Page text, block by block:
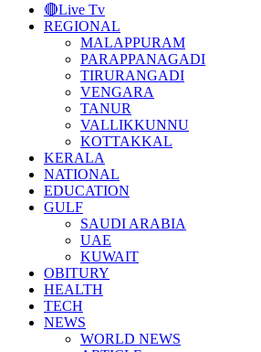
🔴Live Tv
REGIONAL
MALAPPURAM
PARAPPANAGADI
TIRURANGADI
VENGARA
TANUR
VALLIKKUNNU
KOTTAKKAL
KERALA
NATIONAL
EDUCATION
GULF
SAUDI ARABIA
UAE
KUWAIT
OBITURY
HEALTH
TECH
NEWS
WORLD NEWS